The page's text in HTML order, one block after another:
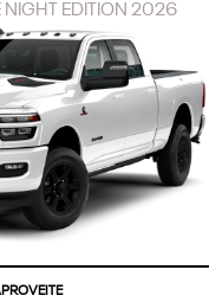
EDITION 2026